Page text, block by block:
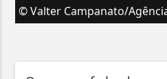
© Valter Campanato/